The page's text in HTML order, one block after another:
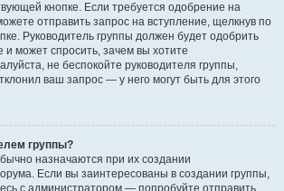
кнопке. Если требуется одобрение на
отправить запрос на вступление, щелкнув по
Руководитель группы должен будет одобрить
и может спросить, зачем вы хотите
не беспокойте руководителя группы,
ваш запрос — у него могут быть для этого
группы?
назначаются при их создании
Если вы заинтересованы в создании группы,
с администратором — попробуйте отправить